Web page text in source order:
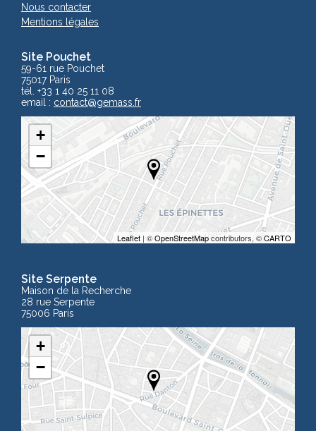
Site Pouchet
59-61 rue Pouchet
75017 Paris
tél. +33 1 40 25 11 08
email : contact@gemass.fr
+
−
Leaflet | ©OpenStreetMapcontributors, ©CARTO
Site Serpente
Maison de la Recherche
28 rue Serpente
75006 Paris
+
−
Nous contacter
Mentions légales